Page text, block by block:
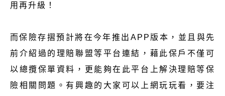
用再升級！
而保險存摺預計將在今年推出APP版本，並且與先
前介紹過的理賠聯盟等平台連結，藉此保戶不僅可
以總攬保單資料，更能夠在此平台上解決理賠等保
險相關問題。有興趣的大家可以上網玩玩看，要注